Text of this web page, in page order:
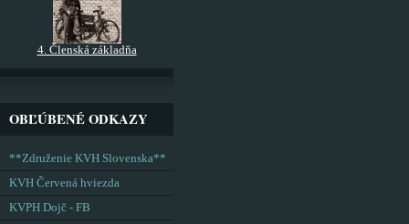
4. Členská základňa
OBĽÚBENÉ ODKAZY
**Združenie KVH Slovenska**
KVH Červená hviezda
KVPH Dojč - FB